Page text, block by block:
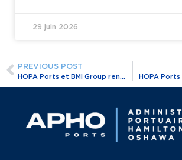
29 juin 2026
PREVIOUS POST
HOPA Ports et BMI Group renouvellent leur partenariat après la transformation primée de 600 acres d’une friche industrielle, stimulant la croissance industrielle en Ontario